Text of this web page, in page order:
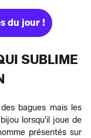
du jour !
SUBLIME
bagues mais les
lorsqu'il joue de
présentés sur